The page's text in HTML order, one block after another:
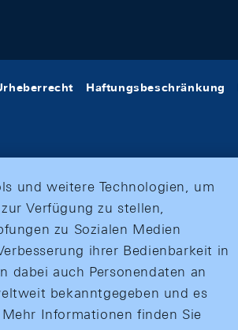
Haftungsbeschränkung
und weitere Technologien, um
Verfügung zu stellen,
zu Sozialen Medien
ihrer Bedienbarkeit in
dabei auch Personendaten an
bekanntgegeben und es
Informationen finden Sie